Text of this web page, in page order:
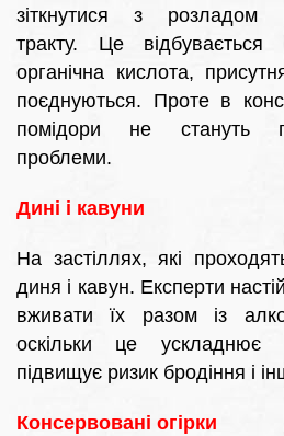
зіткнутися з розладом
тракту. Це
органічна кислота,
поєднуються. Проте в
помідори не стануть
проблеми.
Дині і кавуни
На застіллях, які
диня і кавун. Експерти
вживати їх разом із
оскільки це ускладнює
підвищує ризик бродіння і
Консервовані огірки